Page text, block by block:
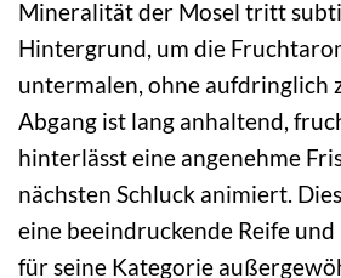
Mineralität der Mosel tritt
Hintergrund, um die
untermalen, ohne aufdringlich
Abgang ist lang anhaltend,
hinterlässt eine angenehme
nächsten Schluck animiert.
eine beeindruckende Reife
für seine Kategorie